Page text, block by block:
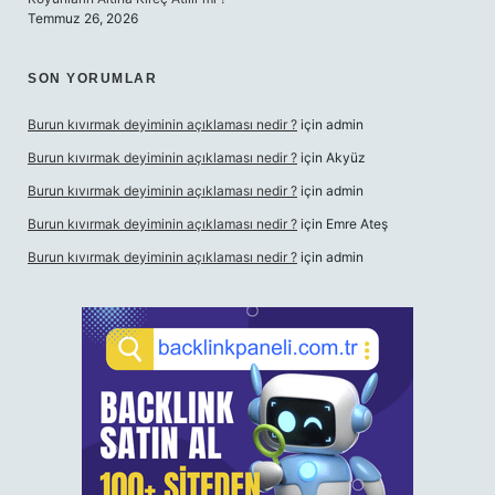
Temmuz 26, 2026
SON YORUMLAR
Burun kıvırmak deyiminin açıklaması nedir ? için admin
Burun kıvırmak deyiminin açıklaması nedir ? için Akyüz
Burun kıvırmak deyiminin açıklaması nedir ? için admin
Burun kıvırmak deyiminin açıklaması nedir ? için Emre Ateş
Burun kıvırmak deyiminin açıklaması nedir ? için admin